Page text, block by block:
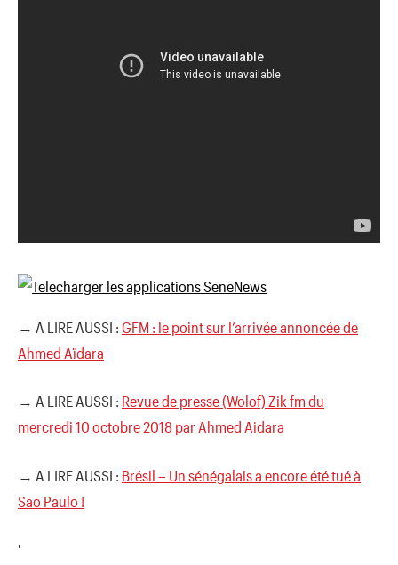
→ A LIRE AUSSI : GFM : le point sur l’arrivée annoncée de
Ahmed Aïdara
→ A LIRE AUSSI : Revue de presse (Wolof) Zik fm du
mercredi 10 octobre 2018 par Ahmed Aidara
→ A LIRE AUSSI : Brésil – Un sénégalais a encore été tué à
Sao Paulo !
'